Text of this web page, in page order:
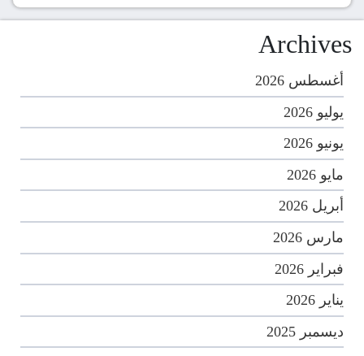
Archives
أغسطس 2026
يوليو 2026
يونيو 2026
مايو 2026
أبريل 2026
مارس 2026
فبراير 2026
يناير 2026
ديسمبر 2025